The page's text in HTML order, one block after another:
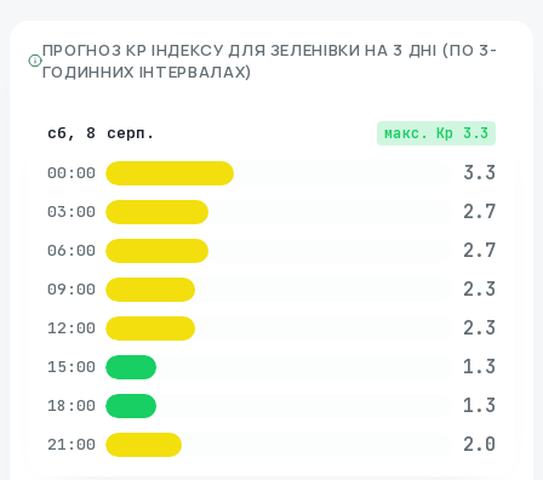
ПРОГНОЗ KP ІНДЕКСУ ДЛЯ ЗЕЛЕНІВКИ НА 3 ДНІ (ПО 3-
ГОДИННИХ ІНТЕРВАЛАХ)
сб, 8 серп. макс. Kp 3.3
00:00 3.3
03:00 2.7
06:00 2.7
09:00 2.3
12:00 2.3
15:00 1.3
18:00 1.3
21:00 2.0